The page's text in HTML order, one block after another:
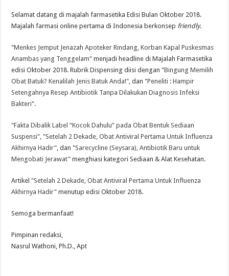
Selamat datang di majalah farmasetika Edisi Bulan Oktober 2018.
Majalah farmasi online pertama di Indonesia berkonsep friendly.
"Menkes Jemput Jenazah Apoteker Rindang, Korban Kapal Puskesmas
Anambas yang Tenggelam" menjadi headline di Majalah Farmasetika
edisi Oktober 2018. Rubrik Dispensing diisi dengan "Bingung Memilih
Obat Batuk? Kenalilah Jenis Batuk Anda!", dan "Peneliti : Hampir
Setengahnya Resep Antibiotik Tanpa Dilakukan Diagnosis Infeksi
Bakteri".
"Fakta Dibalik Label “Kocok Dahulu” pada Obat Bentuk Sediaan
Suspensi", "Setelah 2 Dekade, Obat Antiviral Pertama Untuk Influenza
Akhirnya Hadir", dan "Sarecycline (Seysara), Antibiotik Baru untuk
Mengobati Jerawat" menghiasi kategori Sediaan & Alat Kesehatan.
Artikel "Setelah 2 Dekade, Obat Antiviral Pertama Untuk Influenza
Akhirnya Hadir" menutup edisi Oktober 2018.
Semoga bermanfaat!
Pimpinan redaksi,
Nasrul Wathoni, Ph.D., Apt